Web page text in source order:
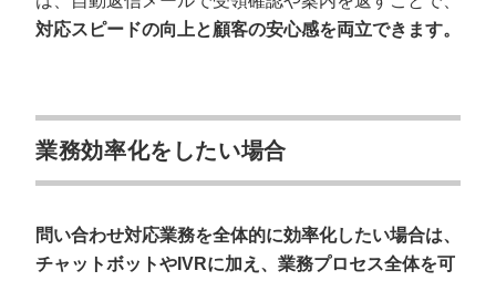
対応スピードの向上と顧客の安心感を両立できます。
業務効率化をしたい場合
問い合わせ対応業務を全体的に効率化したい場合は、
チャットボットやIVRに加え、業務プロセス全体を可